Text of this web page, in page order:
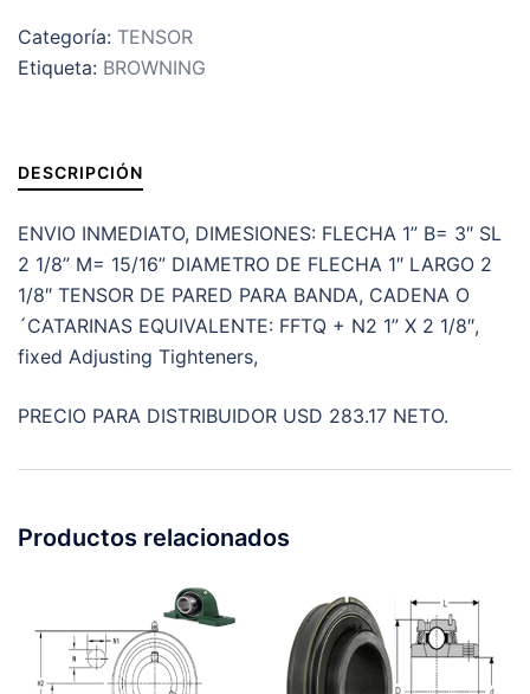
BROWNING
BRIDA
POLEA
´
SPROCKET
FLECHA
1”
cantidad
Categoría: TENSOR
Etiqueta: BROWNING
DESCRIPCIÓN
ENVIO INMEDIATO, DIMESIONES: FLECHA 1” B= 3″ SL
2 1/8” M= 15/16” DIAMETRO DE FLECHA 1″ LARGO 2
1/8″ TENSOR DE PARED PARA BANDA, CADENA O
´CATARINAS EQUIVALENTE: FFTQ + N2 1” X 2 1/8″,
fixed Adjusting Tighteners,
PRECIO PARA DISTRIBUIDOR USD 283.17 NETO.
Productos relacionados